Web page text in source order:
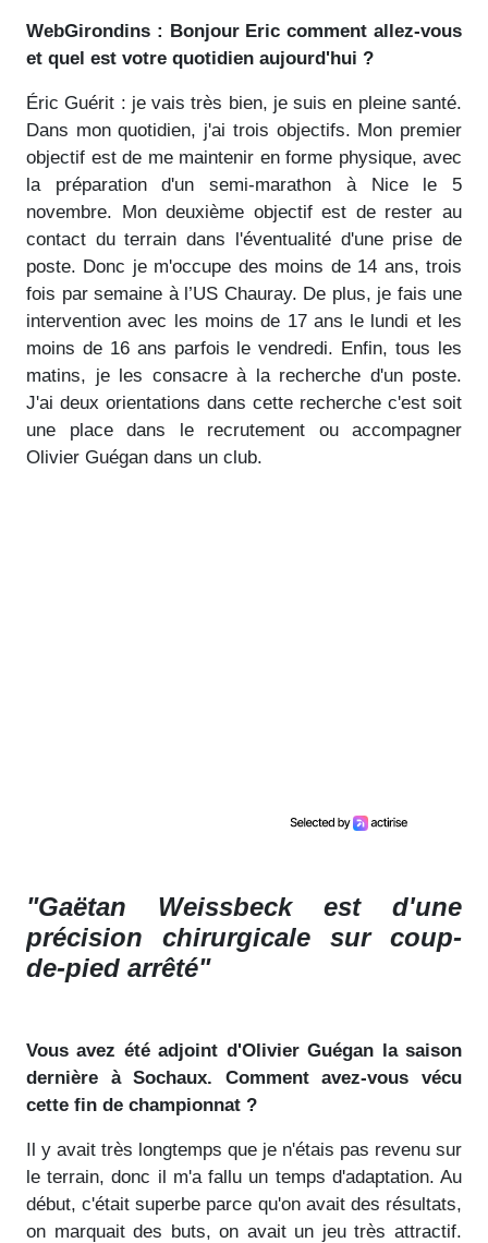
WebGirondins : Bonjour Eric comment allez-vous
et quel est votre quotidien aujourd'hui ?
Éric Guérit : je vais très bien, je suis en pleine santé.
Dans mon quotidien, j'ai trois objectifs. Mon premier
objectif est de me maintenir en forme physique, avec
la préparation d'un semi-marathon à Nice le 5
novembre. Mon deuxième objectif est de rester au
contact du terrain dans l'éventualité d'une prise de
poste. Donc je m'occupe des moins de 14 ans, trois
fois par semaine à l’US Chauray. De plus, je fais une
intervention avec les moins de 17 ans le lundi et les
moins de 16 ans parfois le vendredi. Enfin, tous les
matins, je les consacre à la recherche d'un poste.
J'ai deux orientations dans cette recherche c'est soit
une place dans le recrutement ou accompagner
Olivier Guégan dans un club.
"Gaëtan Weissbeck est d'une
précision chirurgicale sur coup-
de-pied arrêté"
Vous avez été adjoint d'Olivier Guégan la saison
dernière à Sochaux. Comment avez-vous vécu
cette fin de championnat ?
Il y avait très longtemps que je n'étais pas revenu sur
le terrain, donc il m'a fallu un temps d'adaptation. Au
début, c'était superbe parce qu'on avait des résultats,
on marquait des buts, on avait un jeu très attractif.